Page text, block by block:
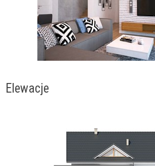
Elewacje